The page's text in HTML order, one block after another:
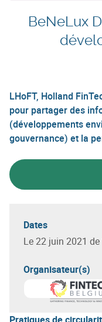
BeNeLux
LHoFT, Holland
pour partager des
(développements
gouvernance) et la
Dates
Le 22 juin 2021
Organisateur(s)